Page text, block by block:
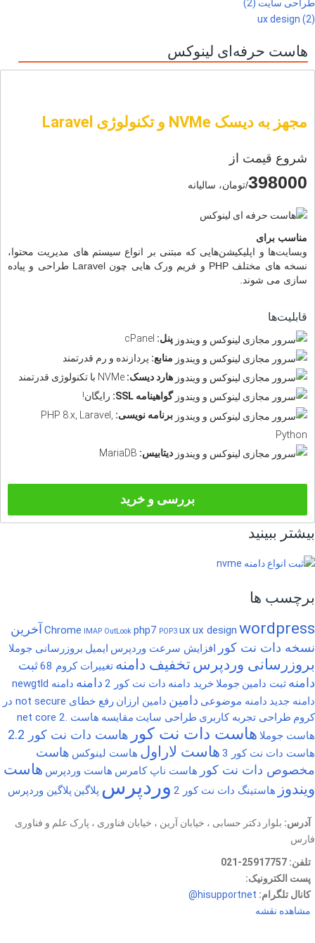
طراحی سایت (2)
ux design (2)
هاست حرفه‌ای لینوکس
مجهز به دیسک NVMe و تکنولوژی Laravel
شروع قیمت از
398000/تومان، سالیانه
مناسب برای
وبسایت‌ها و اپلیکیشن‌هایی که مبتنی بر انواع سیستم های مدیریت محتوا،
نسخه های مختلف PHP و فریم ورک هایی چون Laravel طراحی و پیاده
سازی می شوند.
قابلیت‌ها
پنل:
منابع: پردازنده و رم قدرتمند
هارد دیسک:
گواهینامه SSL:
رایگان!
برنامه نویسی: PHP 8.x, Laravel,
Python
دیتابیس: MariaDB
بررسی و خرید
بیشتر ببینید
برچسب ها
Chrome IMAP OutLook php7 POP3 ux ux design wordpress
آخرین
نسخه دات نت کور افزایش سرعت وردپرس ایمیل بروزرسانی جوملا
بروزرسانی وردپرستخفیف دامنه تغییرات کروم 68
ثبت
دامنه ثبت دامین جوملا خرید دامنه دات نت کور 2 دامنه دامنه newgtld
دامنه جدید دامنه موضوعی دامین دامین ارزان
رفع خطای not secure در
کروم طراحی تجربه کاربری طراحی سایت مقایسه هاست .net core 2
هاست جوملا هاست دات نت کور هاست دات نت کور 2.2
هاست دات نت کور 3 هاست لاراول هاست لینوکس هاست
مخصوص دات نت کور هاست ناپ کامرس هاست وردپرس هاست
ویندوز هاستینگ دات نت کور 2 وردپرس پلاگین پلاگین وردپرس
آدرس: بلوار دکتر حسابی ، خیابان آرین ، خیابان فناوری ، پارک علم و فناوری
فارس
تلفن: 25917757-021
پست الکترونیک:
کانال تلگرام: hisupportnet@
مشاهده نقشه